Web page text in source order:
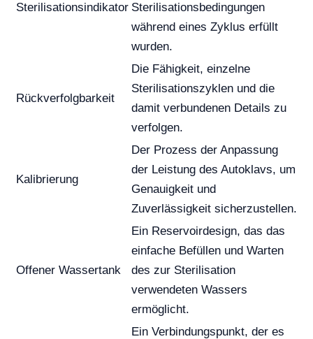
Sterilisationsindikator Sterilisationsbedingungen
während eines Zyklus erfüllt
wurden.
Rückverfolgbarkeit
Die Fähigkeit, einzelne
Sterilisationszyklen und die
damit verbundenen Details zu
verfolgen.
Kalibrierung
Der Prozess der Anpassung
der Leistung des Autoklavs, um
Genauigkeit und
Zuverlässigkeit sicherzustellen.
Offener Wassertank
Ein Reservoirdesign, das das
einfache Befüllen und Warten
des zur Sterilisation
verwendeten Wassers
ermöglicht.
Ein Verbindungspunkt, der es